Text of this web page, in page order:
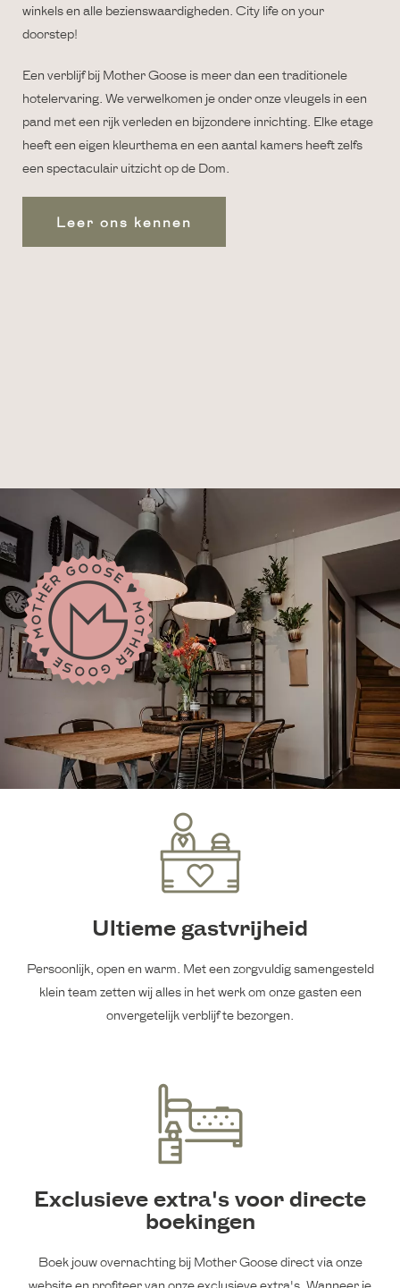
winkels en alle bezienswaardigheden. City life on your
doorstep!
Een verblijf bij Mother Goose is meer dan een traditionele
hotelervaring. We verwelkomen je onder onze vleugels in een
pand met een rijk verleden en bijzondere inrichting. Elke etage
heeft een eigen kleurthema en een aantal kamers heeft zelfs
een spectaculair uitzicht op de Dom.
Leer ons kennen
Ultieme gastvrijheid
Persoonlijk, open en warm. Met een zorgvuldig samengesteld
klein team zetten wij alles in het werk om onze gasten een
onvergetelijk verblijf te bezorgen.
Exclusieve extra's voor directe
boekingen
Boek jouw overnachting bij Mother Goose direct via onze
website en profiteer van onze exclusieve extra's. Wanneer je